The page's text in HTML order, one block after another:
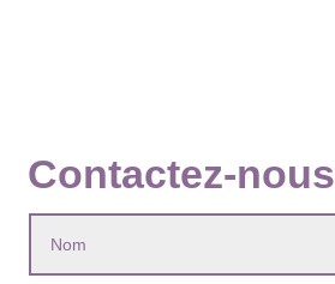
Contactez-nous